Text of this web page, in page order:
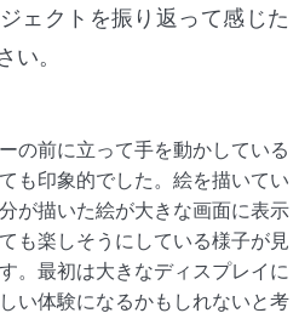
ェクトを振り返って感じた
い。
前に立って手を動かしている
も印象的でした。絵を描いてい
が描いた絵が大きな画面に表示
も楽しそうにしている様子が見
。最初は大きなディスプレイに
い体験になるかもしれないと考